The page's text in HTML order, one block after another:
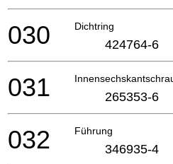
Dichtring
030 424764-6
031 265353-6
Führung
032 346935-4